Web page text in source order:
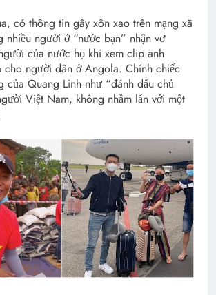
có thông tin gây xôn xao trên mạng xã
nhiều người ở “nước bạn” nhận vơ
của nước họ khi xem clip anh
cho người dân ở Angola. Chính chiếc
của Quang Linh như “đánh dấu chủ
Việt Nam, không nhầm lẫn với một